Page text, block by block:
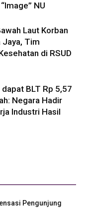
NU
Laut Korban
Jaya, Tim
di RSUD
BLT Rp 5,57
Negara Hadir
Industri Hasil
Pengunjung